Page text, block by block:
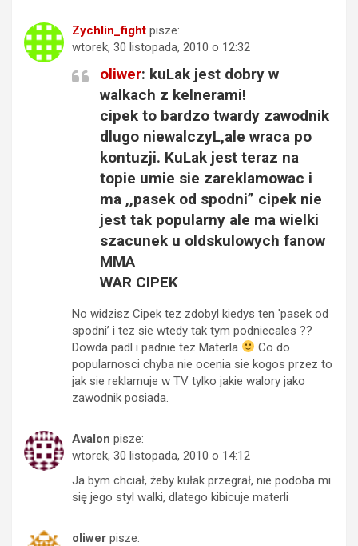
Zychlin_fight pisze:
wtorek, 30 listopada, 2010 o 12:32
oliwer: kuLak jest dobry w
walkach z kelnerami!
cipek to bardzo twardy zawodnik
dlugo niewalczyL,ale wraca po
kontuzji. KuLak jest teraz na
topie umie sie zareklamowac i
ma ,,pasek od spodni” cipek nie
jest tak popularny ale ma wielki
szacunek u oldskulowych fanow
MMA
WAR CIPEK
No widzisz Cipek tez zdobyl kiedys ten 'pasek od
spodni’ i tez sie wtedy tak tym podniecales ??
Dowda padl i padnie tez Materla
Co do
popularnosci chyba nie ocenia sie kogos przez to
jak sie reklamuje w TV tylko jakie walory jako
zawodnik posiada.
Avalon pisze:
wtorek, 30 listopada, 2010 o 14:12
Ja bym chciał, żeby kułak przegrał, nie podoba mi
się jego styl walki, dlatego kibicuje materli
oliwer pisze: